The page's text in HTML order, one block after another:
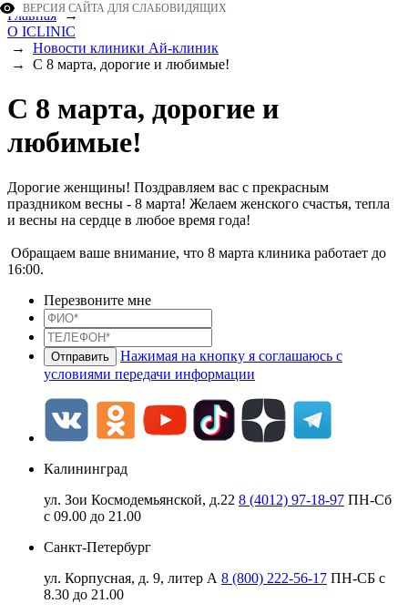
ВЕРСИЯ САЙТА ДЛЯ СЛАБОВИДЯЩИХ
Главная→
О ICLINIC
→ Новости клиники Ай-клиник
→ С 8 марта, дорогие и любимые!
С 8 марта, дорогие и
любимые!
Дорогие женщины! Поздравляем вас с прекрасным
праздником весны - 8 марта! Желаем женского счастья, тепла
и весны на сердце в любое время года!
Обращаем ваше внимание, что 8 марта клиника работает до
16:00.
Перезвоните мне
Нажимая на кнопку я соглашаюсь с
условиями передачи информации
Калининград
ул. Зои Космодемьянской, д.22 8 (4012) 97-18-97 ПН-Сб
с 09.00 до 21.00
Санкт-Петербург
ул. Корпусная, д. 9, литер А 8 (800) 222-56-17 ПН-СБ с
8.30 до 21.00